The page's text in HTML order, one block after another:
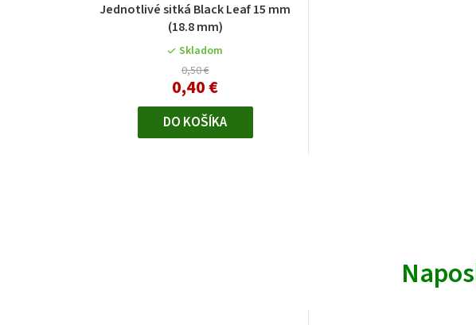
Jednotlivé sitká Black Leaf 15 mm
(18.8 mm)
Skladom
0,50 €
0,40 €
DO KOŠÍKA